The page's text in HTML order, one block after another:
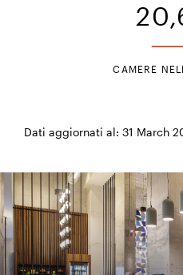
CAMERE
Dati aggiornati al: 31 March